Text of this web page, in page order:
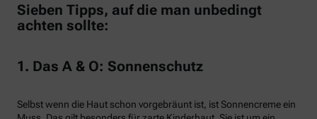
Sieben Tipps, auf die man unbedingt
achten sollte:
1. Das A & O: Sonnenschutz
Selbst wenn die Haut schon vorgebräunt ist, ist Sonnencreme ein